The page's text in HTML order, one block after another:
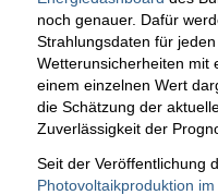
noch genauer. Dafür
Strahlungsdaten für
Wetterunsicherheiten mit
einem einzelnen Wert
die Schätzung der
Zuverlässigkeit der
Seit der Veröffentlichung
Photovoltaikproduktion